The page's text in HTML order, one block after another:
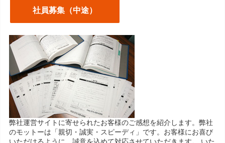
社員募集（中途）
弊社運営サイトに寄せられたお客様のご感想を紹介します。弊社
のモットーは「親切・誠実・スピーディ」です。お客様にお喜び